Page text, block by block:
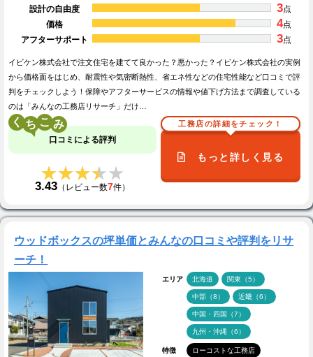
設計の自由度
3点
価格
4点
アフターサポート
3点
イビケン株式会社で注文住宅を建てて良かった？悪かった？イビケン株式会社の実例
から価格面をはじめ、耐震性や気密断熱性、省エネ性などの住宅性能など口コミで評
判をチェックしよう！保障やアフターサービスの情報や値下げ方法まで調査している
のは「みんなの工務店リサーチ」だけ…
く こ
口コミによる評判
★★★★★
★★★★★
3.43 （レビュー数7件）
工務店の詳細をチェック！
もっと詳しく見る
ウッドボックスの坪単価とみんなの口コミや評判をリサ
ーチ！
エリア 北海道 関東（5）
中部（8） 近畿（6）
中国・四国（7）
九州・沖縄（6）
特徴 ローコストな工務店